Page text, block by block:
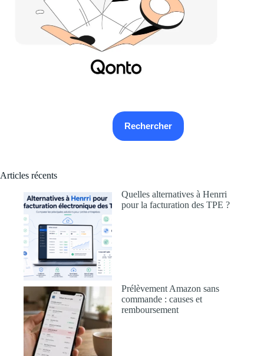
Rechercher
Articles récents
Quelles alternatives à Henrri
pour la facturation des TPE ?
Prélèvement Amazon sans
commande : causes et
remboursement